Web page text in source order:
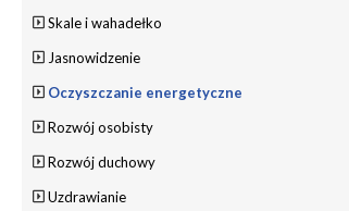
Skale i wahadełko
Jasnowidzenie
Oczyszczanie energetyczne
Rozwój osobisty
Rozwój duchowy
Uzdrawianie